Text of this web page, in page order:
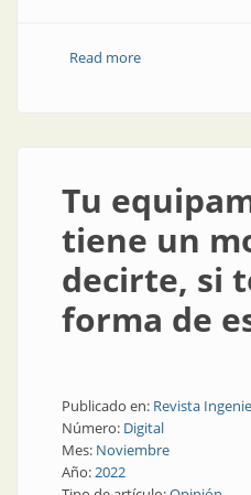
Read moreabout
Tu
tiene un
decirte, si
forma de
Publicado en: Revista
Número: Digital
Mes: Noviembre
Año:2022